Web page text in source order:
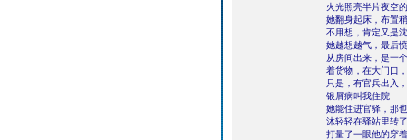
火光照亮半片夜空
她翻身起床，布置
不用想，肯定又是
她越想越气，最后
从房间出来，是一
着货物，在大门口
只是，有官兵出入
银屑病叫我住院
她能住进官驿，那
沐轻轻在驿站里转
打量了一眼他的穿